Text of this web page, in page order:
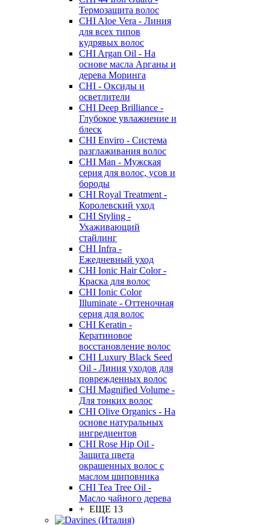
Термозащита волос
CHI Aloe Vera - Линия
для всех типов
кудрявых волос
CHI Argan Oil - На
основе масла Арганы и
дерева Моринга
CHI - Оксиды и
осветлители
CHI Deep Brilliance -
Глубокое увлажнение и
блеск
CHI Enviro - Система
разглаживания волос
CHI Man - Мужская
серия для волос, усов и
бороды
CHI Royal Treatment -
Королевский уход
CHI Styling -
Ухаживающий
стайлинг
CHI Infra -
Ежедневный уход
CHI Ionic Hair Color -
Краска для волос
CHI Ionic Color
Illuminate - Оттеночная
серия для волос
CHI Keratin -
Кератиновое
восстановление волос
CHI Luxury Black Seed
Oil - Линия уходов для
поврежденных волос
CHI Magnified Volume -
Для тонких волос
CHI Olive Organics - На
основе натуральных
ингредиентов
CHI Rose Hip Oil -
Защита цвета
окрашенных волос с
маслом шиповника
CHI Tea Tree Oil -
Масло чайного дерева
+ ЕЩЕ 13